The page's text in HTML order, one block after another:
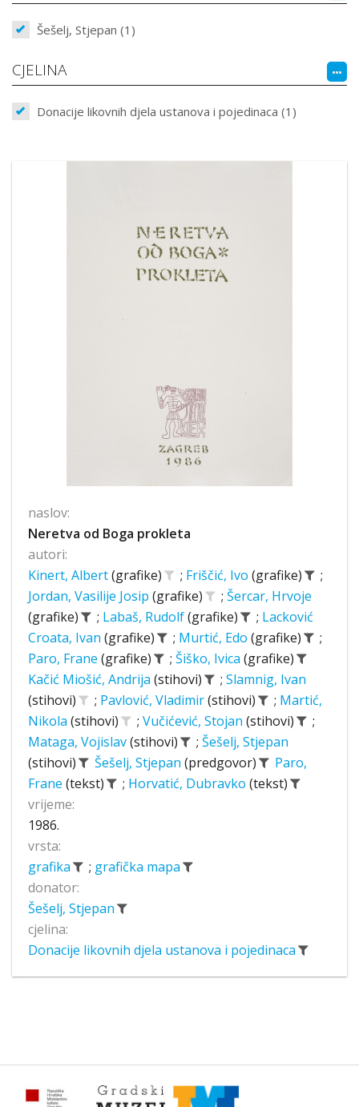
Šešelj, Stjepan (1)
CJELINA
Donacije likovnih djela ustanova i pojedinaca (1)
naslov:
Neretva od Boga prokleta
autori:
Kinert, Albert(grafike) ; Friščić, Ivo (grafike)
;
Jordan, Vasilije Josip (grafike) ; Šercar, Hrvoje
(grafike)
; Labaš, Rudolf(grafike) ; Lacković
Croata, Ivan (grafike) ; Murtić, Edo (grafike)
;
Paro, Frane (grafike) ; Šiško, Ivica (grafike)
Kačić Miošić, Andrija (stihovi) ; Slamnig, Ivan
(stihovi)
; Pavlović, Vladimir(stihovi) ; Martić,
Nikola (stihovi) ; Vučićević, Stojan (stihovi)
;
Mataga, Vojislav(stihovi) ; Šešelj, Stjepan
(stihovi)
Šešelj, Stjepan (predgovor)
Paro,
Frane (tekst) ; Horvatić, Dubravko (tekst)
vrijeme:
1986.
vrsta:
grafika
; grafička mapa
donator:
Šešelj, Stjepan
cjelina:
Donacije likovnih djela ustanova i pojedinaca